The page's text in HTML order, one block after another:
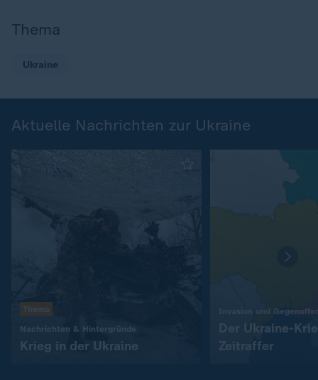
Thema
Ukraine
Aktuelle Nachrichten zur Ukraine
Thema
Nachrichten & Hintergründe
Krieg in der Ukraine
Invasion und
Der Ukraine-
Zeitraffer